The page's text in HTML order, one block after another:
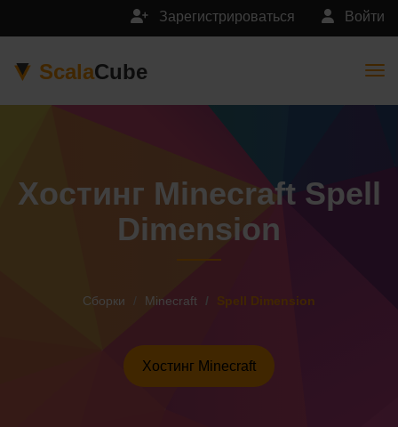
Войти
Зарегистрироваться
ScalaCube
Хостинг Minecraft Spell
Dimension
Сборки Minecraft Spell Dimension
Хостинг Minecraft